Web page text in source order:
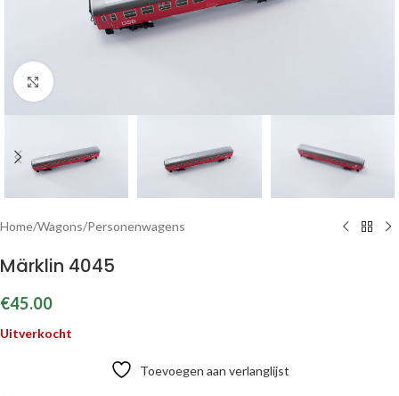
Click to enlarge
Home/Wagons/Personenwagens
Märklin 4045
€45.00
Uitverkocht
Toevoegen aan verlanglijst